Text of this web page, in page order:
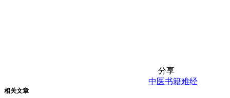
分享
相关文章
中医书籍难经